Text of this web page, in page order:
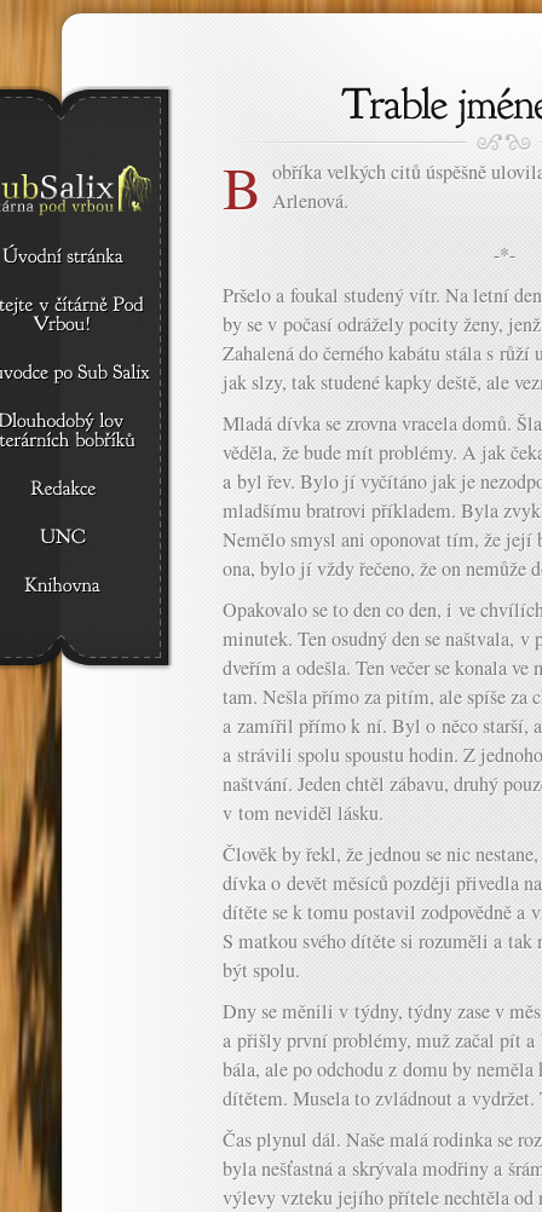
B obříka velkých citů úspěšně
Arlenová.
-*-
Pršelo a foukal studený vítr. Na letní
by se v počasí odrážely pocity ženy,
Zahalená do černého kabátu stála s
jak slzy, tak studené kapky deště, ale
Mladá dívka se zrovna vracela domů.
věděla, že bude mít problémy. A jak
a byl řev. Bylo jí vyčítáno jak je
mladšímu bratrovi příkladem. Byla
Nemělo smysl ani oponovat tím, že její
ona, bylo jí vždy řečeno, že on nemůže
Opakovalo se to den co den, i ve
minutek. Ten osudný den se naštvala,
dveřím a odešla. Ten večer se konala
tam. Nešla přímo za pitím, ale spíše za
a zamířil přímo k ní. Byl o něco starší,
a strávili spolu spoustu hodin. Z
naštvání. Jeden chtěl zábavu, druhý
v tom neviděl lásku.
Člověk by řekl, že jednou se nic
dívka o devět měsíců později přivedla
dítěte se k tomu postavil zodpovědně a
S matkou svého dítěte si rozuměli a
být spolu.
Dny se měnili v týdny, týdny zase v
a přišly první problémy, muž začal pít
bála, ale po odchodu z domu by
dítětem. Musela to zvládnout a vydržet.
Čas plynul dál. Naše malá rodinka se
byla nešťastná a skrývala modřiny a
výlevy vzteku jejího přítele nechtěla